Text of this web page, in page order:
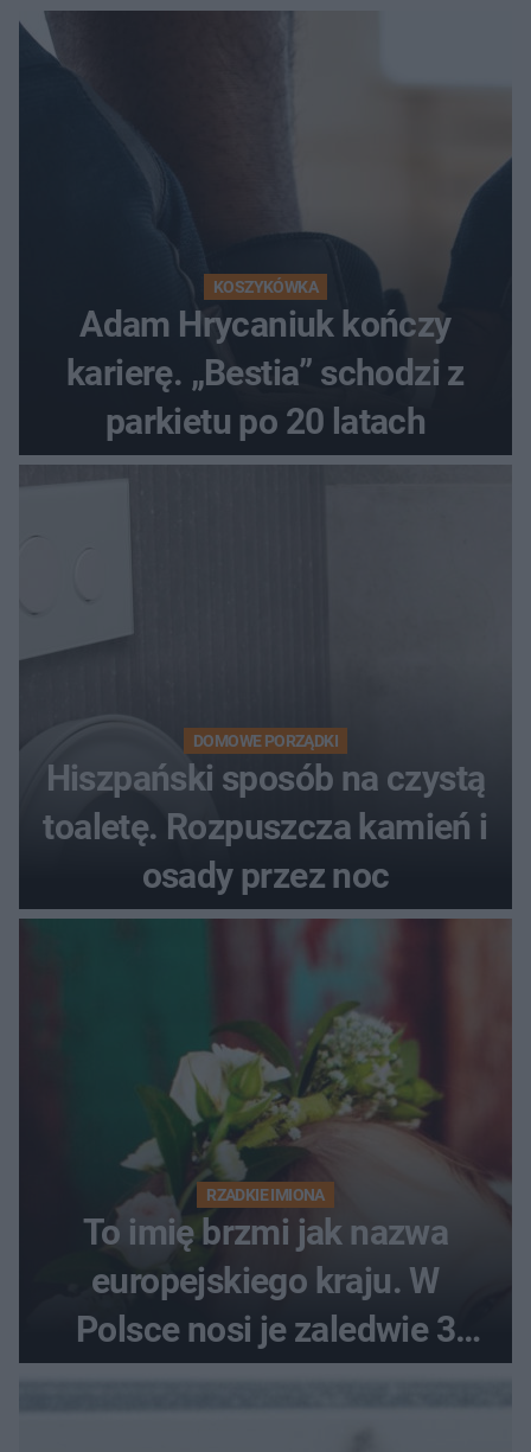
KOSZYKÓWKA
Adam Hrycaniuk kończy
karierę. „Bestia” schodzi z
parkietu po 20 latach
DOMOWE PORZĄDKI
Hiszpański sposób na czystą
toaletę. Rozpuszcza kamień i
osady przez noc
RZADKIE IMIONA
To imię brzmi jak nazwa
europejskiego kraju. W
Polsce nosi je zaledwie 3
kobiety